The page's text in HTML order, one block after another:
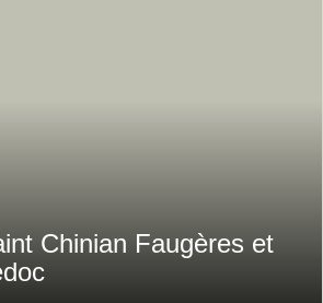
Chinian Faugères et